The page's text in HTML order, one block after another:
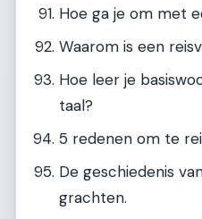
Hoe ga je om met
Waarom is een
Hoe leer je
taal?
5 redenen om te
De geschiedenis
grachten.